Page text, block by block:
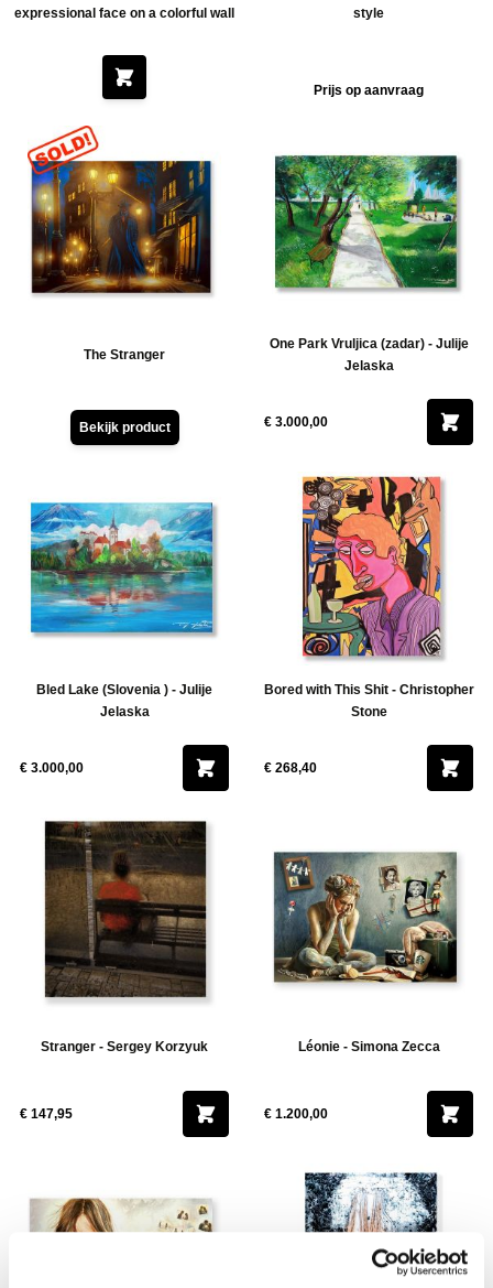
expressional face on a colorful wall
style
Prijs op aanvraag
The Stranger
Bekijk product
One Park Vruljica (zadar) - Julije
Jelaska
€ 3.000,00
Bled Lake (Slovenia ) - Julije
Jelaska
€ 3.000,00
Bored with This Shit - Christopher
Stone
€ 268,40
Stranger - Sergey Korzyuk
€ 147,95
Léonie - Simona Zecca
€ 1.200,00